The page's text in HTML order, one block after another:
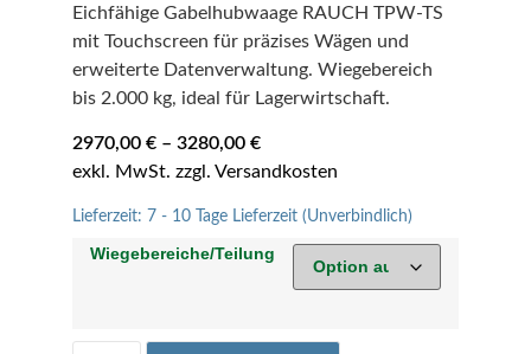
Eichfähige Gabelhubwaage RAUCH TPW-TS
mit Touchscreen für präzises Wägen und
erweiterte Datenverwaltung. Wiegebereich
bis 2.000 kg, ideal für Lagerwirtschaft.
2970,00 €– 3280,00 €
Lieferzeit: 7 - 10 Tage Lieferzeit (Unverbindlich)
Wiegebereiche/Teilung